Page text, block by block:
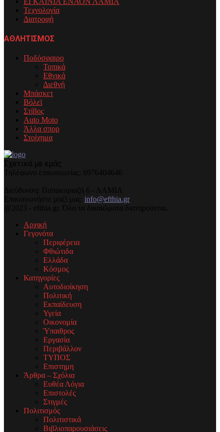
Τεχνολογία
Διατροφή
ΑΘΛΗΤΙΣΜΟΣ
Ποδόσφαιρο
Τοπικά
Εθνικά
Διεθνή
Μπάσκετ
Βόλεϊ
Στίβος
Auto Moto
Άλλα σπορ
Στοίχημα
Σχετικά με εμάς
Τηλέφωνo επικοινωνίας: 6976404646
Διεύθυνση: Παπακυριαζή 6 - ΛΑΜΙΑ
Επικοινωνήστε μαζί μας: info@efthia.gr
@2023 - efthia.gr. Όλα τα δικαιώματα διατηρούνται.
Αρχική
Γεγονότα
Περιφέρεια
Φθιώτιδα
Ελλάδα
Κόσμος
Κατηγορίες
Αυτοδιοίκηση
Πολιτική
Εκπαίδευση
Υγεία
Οικονομία
Ύπαιθρος
Εργασία
Περιβάλλον
ΤΥΠΟΣ
Επιστημη
Άρθρα – Σχόλια
Ευθέα Λόγια
Επιστολές
Στιγμές
Πολιτισμός
Πολιτιστικά
Βιβλιοπαρουσιάσεις